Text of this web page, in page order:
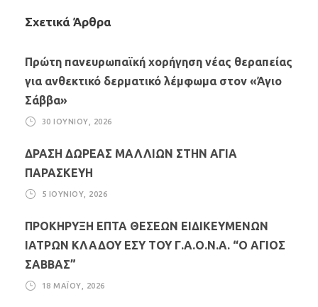
Σχετικά Άρθρα
Πρώτη πανευρωπαϊκή χορήγηση νέας θεραπείας
για ανθεκτικό δερματικό λέμφωμα στον «Άγιο
Σάββα»
30 ΙΟΥΝΊΟΥ, 2026
ΔΡΑΣΗ ΔΩΡΕΑΣ ΜΑΛΛΙΩΝ ΣΤΗΝ ΑΓΙΑ
ΠΑΡΑΣΚΕΥΗ
5 ΙΟΥΝΊΟΥ, 2026
ΠΡΟΚΗΡΥΞΗ ΕΠΤΑ ΘΕΣΕΩΝ ΕΙΔΙΚΕΥΜΕΝΩΝ
ΙΑΤΡΩΝ ΚΛΑΔΟΥ ΕΣΥ ΤΟΥ Γ.Α.Ο.Ν.Α. “Ο ΑΓΙΟΣ
ΣΑΒΒΑΣ”
18 ΜΑΪ́ΟΥ, 2026